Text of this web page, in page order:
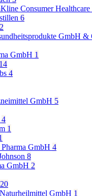
Consumer Healthcare
6
2
GmbH
GmbH 1
14
4
GmbH 5
4
1
GmbH 4
8
GmbH 2
20
GmbH 1